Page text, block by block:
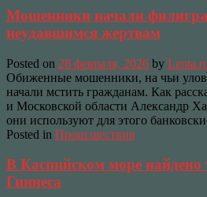
Мошенники начали
неудавшимся жертвам
Posted on 28 февраля, 2026 by
Обиженные мошенники, на чьи
начали мстить гражданам. Как
и Московской области Александр
они используют для этого
Posted in Происшествия
В Каспийском море найдено
Гиннеса